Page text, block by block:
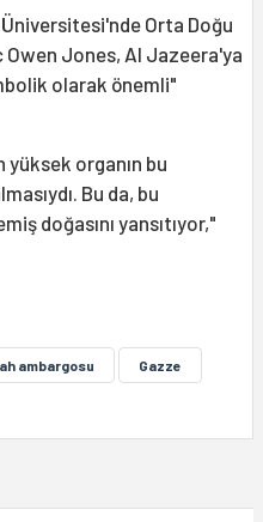
Orta Doğu
Owen Jones, Al Jazeera'ya
olarak önemli"
yüksek organın bu
Bu da, bu
doğasını yansıtıyor,"
ambargosu Gazze